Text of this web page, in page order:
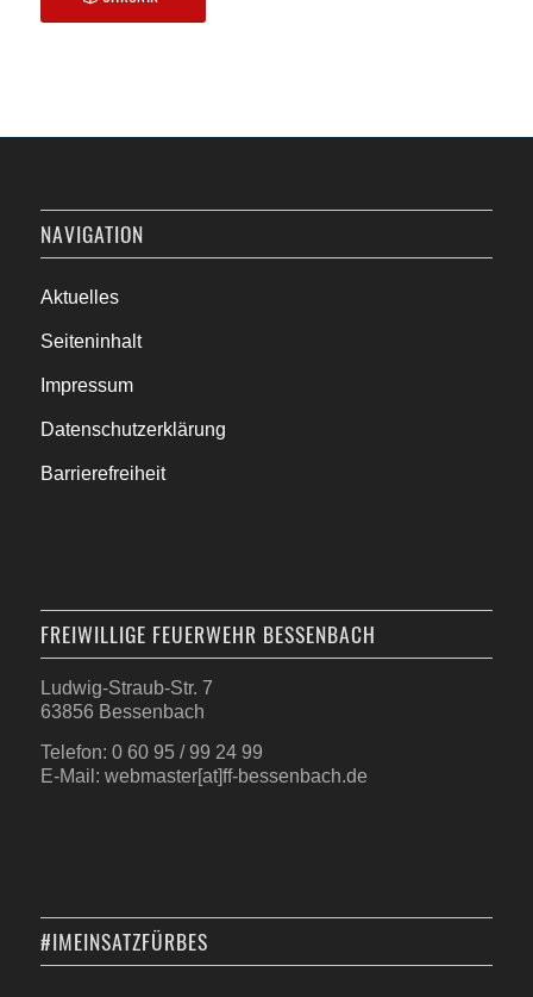
NAVIGATION
Aktuelles
Seiteninhalt
Impressum
Datenschutzerklärung
Barrierefreiheit
FREIWILLIGE FEUERWEHR BESSENBACH
Ludwig-Straub-Str. 7
63856 Bessenbach
Telefon: 0 60 95 / 99 24 99
E-Mail: webmaster[at]ff-bessenbach.de
#IMEINSATZFÜRBES